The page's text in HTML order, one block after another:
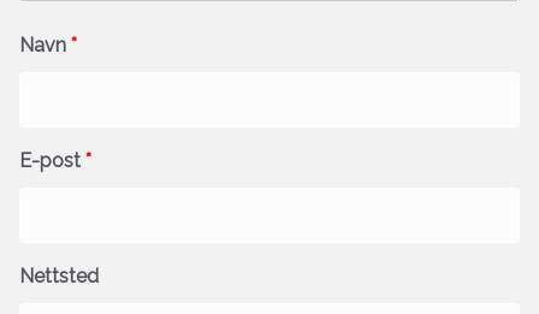
Navn *
E-post *
Nettsted